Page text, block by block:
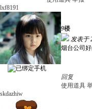
lxf8191
9楼
发表于
烟台公司
回复
使用道具
skdazhiw